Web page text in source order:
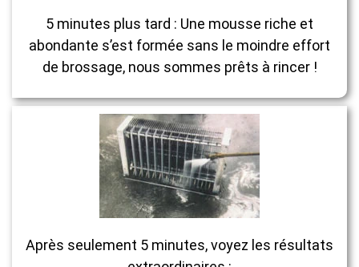
5 minutes plus tard : Une mousse riche et
abondante s’est formée sans le moindre effort
de brossage, nous sommes prêts à rincer !
Après seulement 5 minutes, voyez les résultats